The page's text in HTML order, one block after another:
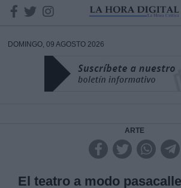
DOMINGO, 09 AGOSTO 2026
ARTE
El teatro a modo
DATOS
Responsable: